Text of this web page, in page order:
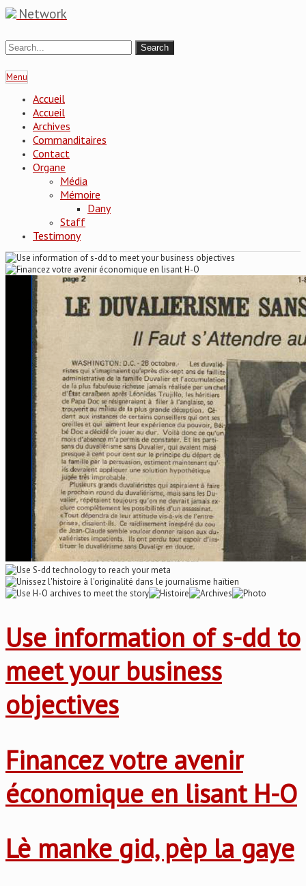
Network
Menu
Accueil
Accueil
Archives
Commanditaires
Contact
Organe
Média
Mémoire
Dany
Staff
Testimony
Use information of s-dd to
meet your business
objectives
Financez votre avenir
économique en lisant H-O
Lè manke gid, pèp la gaye